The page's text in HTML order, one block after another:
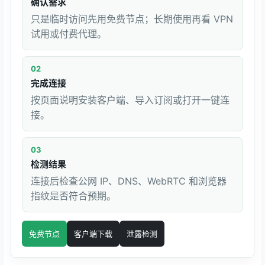
只是临时访问先用免费节点；长期使用再看 VPN
试用或付费代理。
02
完成连接
按页面说明安装客户端、导入订阅或打开一键连
接。
03
检测结果
连接后检查公网 IP、DNS、WebRTC 和浏览器
指纹是否符合预期。
免费节点 客户端下载 泄露检测